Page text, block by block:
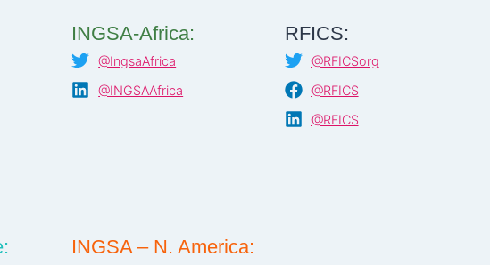
INGSA-Africa:
@IngsaAfrica
@INGSAAfrica
INGSA – N. America:
RFICS:
@RFICSorg
@RFICS
@RFICS